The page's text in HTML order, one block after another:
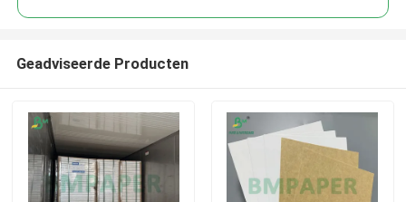
Geadviseerde Producten